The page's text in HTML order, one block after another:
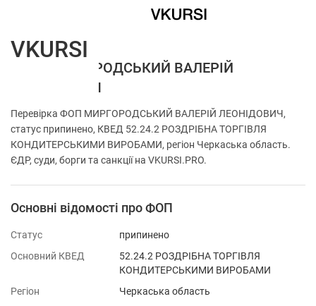
ФОП МИРГОРОДСЬКИЙ ВАЛЕРІЙ
ЛЕОНІДОВИЧ
Перевірка ФОП МИРГОРОДСЬКИЙ ВАЛЕРІЙ ЛЕОНІДОВИЧ,
статус припинено, КВЕД 52.24.2 РОЗДРІБНА ТОРГІВЛЯ
КОНДИТЕРСЬКИМИ ВИРОБАМИ, регіон Черкаська область.
ЄДР, суди, борги та санкції на VKURSI.PRO.
Основні відомості про ФОП
Статус
припинено
Основний КВЕД
52.24.2 РОЗДРІБНА ТОРГІВЛЯ
КОНДИТЕРСЬКИМИ ВИРОБАМИ
Регіон
Черкаська область
VKURSI